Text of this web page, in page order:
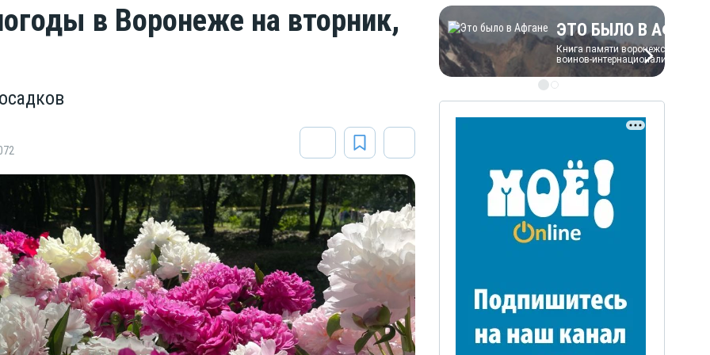
в Воронеже на вторник, ЭТО БЫЛО В
Книга памяти воронежских
воинов-интернационалистов
ЭТО БЫЛО В
Книга памяти воронежских
воинов-интернационалистов